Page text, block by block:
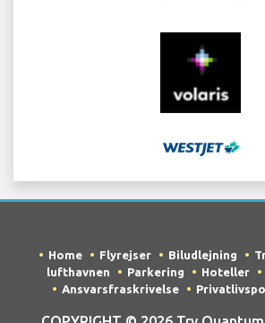
Home Flyrejser Biludlejning
lufthavnen
Parkering Hoteller
Ansvarsfraskrivelse